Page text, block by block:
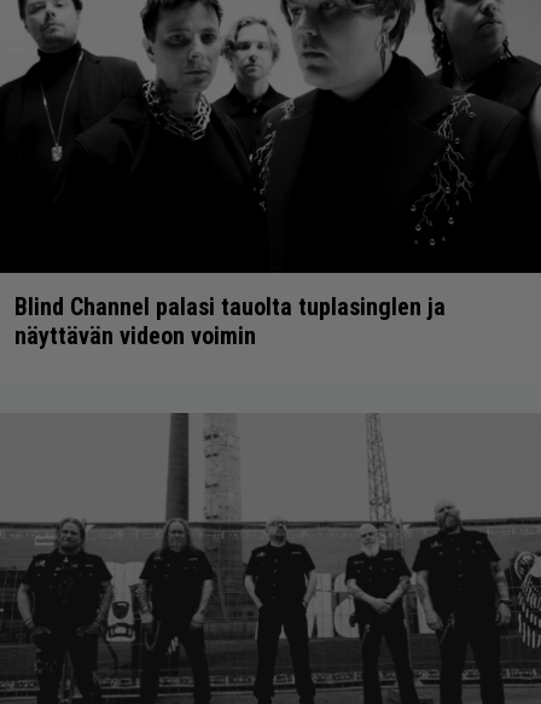
Blind Channel palasi tauolta tuplasinglen ja
näyttävän videon voimin